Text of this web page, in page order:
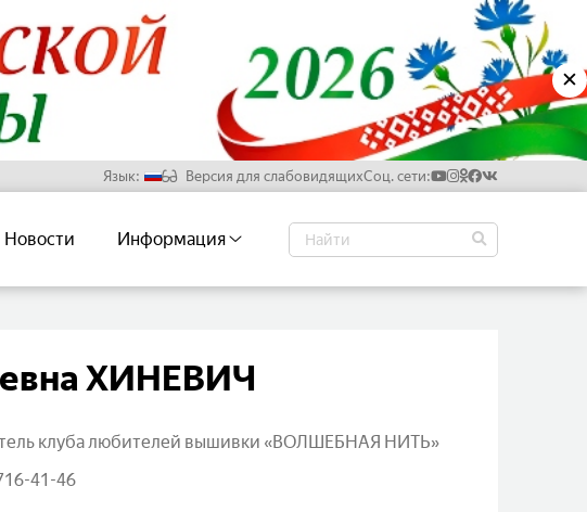
✕
Язык: Версия для слабовидящихСоц. сети:
Новости Информация
ХИНЕВИЧ
клуба любителей вышивки «ВОЛШЕБНАЯ НИТЬ»
41-46